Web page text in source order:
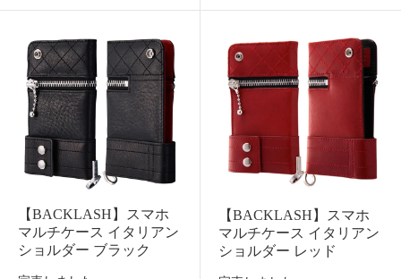
【BACKLASH】スマホ
マルチケース イタリアン
ショルダー ブラック
【BACKLASH】スマホ
マルチケース イタリアン
ショルダー レッド